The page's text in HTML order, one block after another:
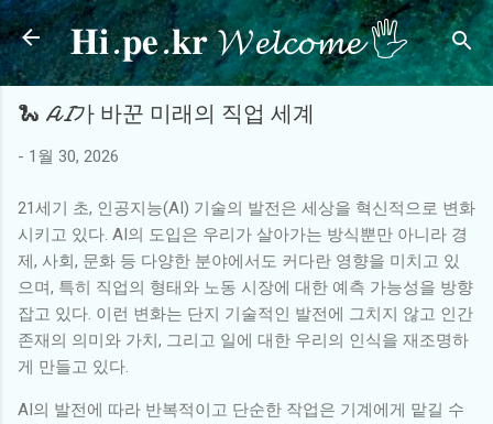
기본 콘텐츠로 건너뛰기
𝐇𝐢.𝐩𝐞.𝐤𝐫 𝓦𝓮𝓵𝓬𝓸𝓶𝓮 🖐
🐍 AI가 바꾼 미래의 직업 세계
- 1월 30, 2026
21세기 초, 인공지능(AI) 기술의 발전은 세상을 혁신적으로 변화
시키고 있다. AI의 도입은 우리가 살아가는 방식뿐만 아니라 경
제, 사회, 문화 등 다양한 분야에서도 커다란 영향을 미치고 있
으며, 특히 직업의 형태와 노동 시장에 대한 예측 가능성을 방향
잡고 있다. 이런 변화는 단지 기술적인 발전에 그치지 않고 인간
존재의 의미와 가치, 그리고 일에 대한 우리의 인식을 재조명하
게 만들고 있다.
AI의 발전에 따라 반복적이고 단순한 작업은 기계에게 맡길 수